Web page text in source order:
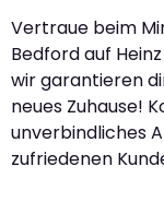
Vertraue beim
Bedford auf
wir garantieren
neues Zuhause!
unverbindliches
zufriedenen